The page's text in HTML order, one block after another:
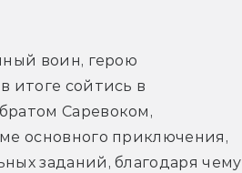
воин, герою
итоге сойтись в
Саревоком,
основного приключения,
заданий, благодаря чему